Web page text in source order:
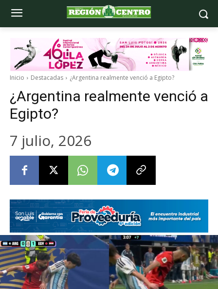
Inicio Destacadas ¿Argentina realmente venció a Egipto?
¿Argentina realmente venció a
Egipto?
7 julio, 2026